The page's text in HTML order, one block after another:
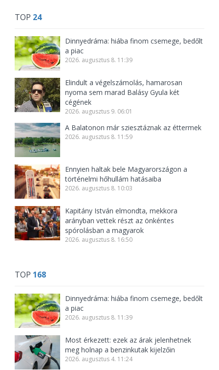
TOP 24
Dinnyedráma: hiába finom csemege, bedőlt
a piac
2026. augusztus 8. 11:39
Elindult a végelszámolás, hamarosan
nyoma sem marad Balásy Gyula két
cégének
2026. augusztus 9. 06:01
A Balatonon már sziesztáznak az éttermek
2026. augusztus 8. 11:59
Ennyien haltak bele Magyarországon a
történelmi hőhullám hatásaiba
2026. augusztus 8. 10:03
Kapitány István elmondta, mekkora
arányban vettek részt az önkéntes
spórolásban a magyarok
2026. augusztus 8. 16:50
TOP 168
Dinnyedráma: hiába finom csemege, bedőlt
a piac
2026. augusztus 8. 11:39
Most érkezett: ezek az árak jelenhetnek
meg holnap a benzinkutak kijelzőin
2026. augusztus 4. 11:24